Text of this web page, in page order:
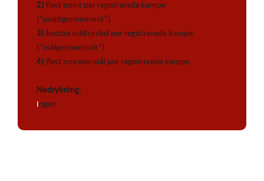
2) flest point per registrerede kampe
(”pointgennemsnit”)
3) bedste målforskel per registrerede kampe
(”målgennemsnit”)
4) flest scorede mål per registrerede kampe.
Nedrykning:
Ingen